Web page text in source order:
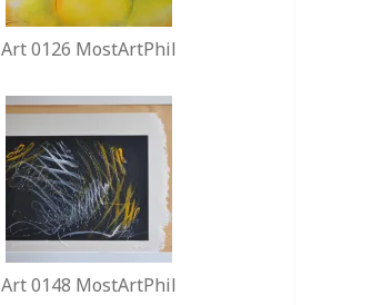
Art 0126 MostArtPhil
Art 0148 MostArtPhil